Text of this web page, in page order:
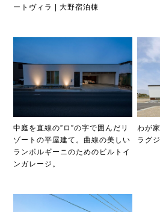
ートヴィラ | 大野宿泊棟
中庭を直線の”ロ”の字で囲んだリ
ゾートの平屋建て。曲線の美しい
ランボルギーニのためのビルトイ
ンガレージ。
わが
ラグ